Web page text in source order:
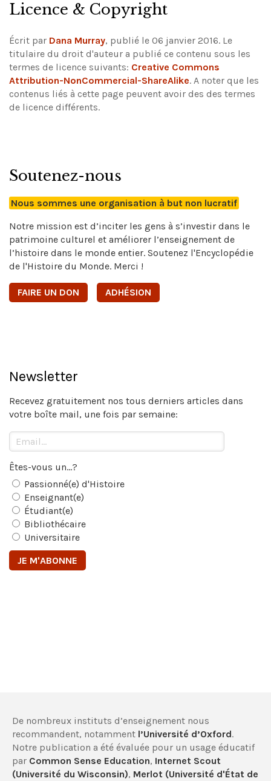
Licence & Copyright
Écrit par Dana Murray, publié le 06 janvier 2016. Le
titulaire du droit d'auteur a publié ce contenu sous les
termes de licence suivants: Creative Commons
Attribution-NonCommercial-ShareAlike. A noter que les
contenus liés à cette page peuvent avoir des des termes
de licence différents.
Soutenez-nous
Nous sommes une organisation à but non lucratif
Notre mission est d’inciter les gens à s’investir dans le
patrimoine culturel et améliorer l’enseignement de
l’histoire dans le monde entier. Soutenez l'Encyclopédie
de l'Histoire du Monde. Merci !
FAIRE UN DON ADHÉSION
Newsletter
Recevez gratuitement nos tous derniers articles dans
votre boîte mail, une fois par semaine:
Êtes-vous un...?
Passionné(e) d'Histoire
Enseignant(e)
Étudiant(e)
Bibliothécaire
Universitaire
De nombreux instituts d’enseignement nous
recommandent, notamment l’Université d’Oxford.
Notre publication a été évaluée pour un usage éducatif
par Common Sense Education, Internet Scout
(Université du Wisconsin), Merlot (Université d'État de